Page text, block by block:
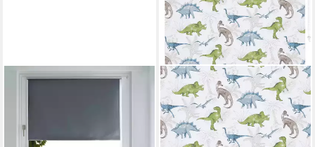
GARDINIA
verdunkelnd, mit
OTTO HOME
Rollo DINO, verdunkelnd,
ohne Bohren, freihängend,
Klemmfix, Fixmaß, Klemmfix,